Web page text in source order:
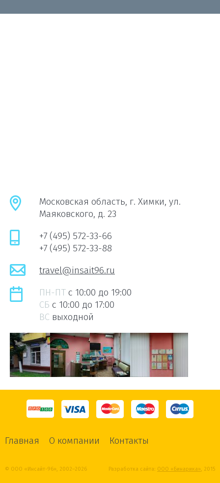
Московская область, г. Химки, ул.
Маяковского, д. 23
+7 (495) 572-33-66
+7 (495) 572-33-88
travel@insait96.ru
ПН-ПТ c 10:00 до 19:00
СБ c 10:00 до 17:00
ВС выходной
Главная О компании Контакты
© ООО «Инсайт-96», 2002–2026 Разработка сайта: ООО «Бинарика», 2015